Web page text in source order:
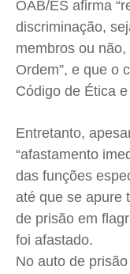
Quem Somos
Anuncie
Termos de Uso
Privacidade
Quem Somos
Anuncie
Termos de Uso
Privacidade
Quem Somos
Anuncie
Termos de Uso
Privacidade
Quem Somos
Anuncie
Termos de Uso
Privacidade
OAB/ES afirma
discriminação,
membros ou
Ordem”, e que o
Código de Ética e
Entretanto,
“afastamento
das funções
até que se apure
de prisão em
foi afastado.
No auto de